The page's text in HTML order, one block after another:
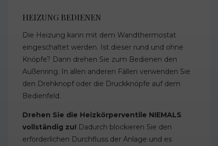
HEIZUNG BEDIENEN
Die Heizung kann mit dem Wandthermostat
eingeschaltet werden. Ist dieser rund und ohne
Knöpfe? Dann drehen Sie zum Bedienen den
Außenring. In allen anderen Fällen verwenden Sie
den Drehknopf oder die Druckknöpfe auf dem
Bedienfeld.
Drehen Sie die Heizkörperventile NIEMALS
vollständig zu! Dadurch blockieren Sie den
erforderlichen Durchfluss der Anlage und es